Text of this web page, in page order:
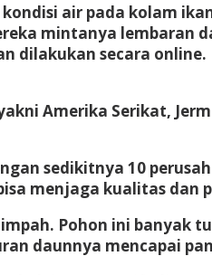
air pada kolam
mintanya lembaran
dilakukan secara online.
Amerika Serikat,
sedikitnya 10
menjaga kualitas dan
Pohon ini banyak
daunnya mencapai